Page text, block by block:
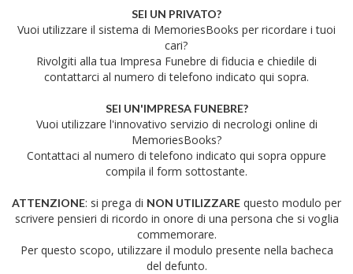
SEI UN PRIVATO?
Vuoi utilizzare il sistema di MemoriesBooks per ricordare i tuoi
cari?
Rivolgiti alla tua Impresa Funebre di fiducia e chiedile di
contattarci al numero di telefono indicato qui sopra.
SEI UN'IMPRESA FUNEBRE?
Vuoi utilizzare l'innovativo servizio di necrologi online di
MemoriesBooks?
Contattaci al numero di telefono indicato qui sopra oppure
compila il form sottostante.
ATTENZIONE: si prega di NON UTILIZZARE questo modulo per
scrivere pensieri di ricordo in onore di una persona che si voglia
commemorare.
Per questo scopo, utilizzare il modulo presente nella bacheca
del defunto.